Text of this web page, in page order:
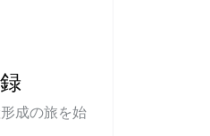
成の旅を始